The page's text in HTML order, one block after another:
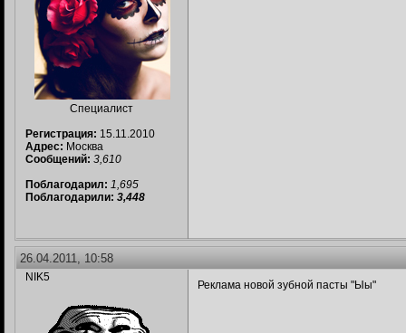
Специалист
Регистрация: 15.11.2010
Адрес: Москва
Сообщений: 3,610
Поблагодарил: 1,695
Поблагодарили: 3,448
26.04.2011, 10:58
NIK5
Реклама новой зубной пасты "Ыы"